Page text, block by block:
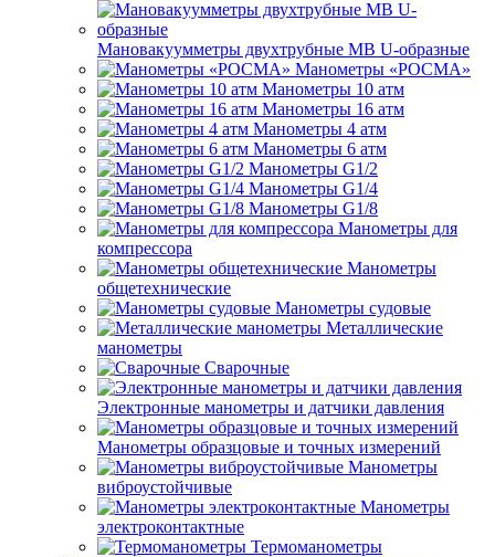
Мановакуумметры двухтрубные МВ U-образные
Манометры «РОСМА»
Манометры 10 атм
Манометры 16 атм
Манометры 4 атм
Манометры 6 атм
Манометры G1/2
Манометры G1/4
Манометры G1/8
Манометры для
компрессора
Манометры
общетехнические
Манометры судовые
Металлические
манометры
Сварочные
Электронные манометры и датчики давления
Манометры образцовые и точных измерений
Манометры
виброустойчивые
Манометры
электроконтактные
Термоманометры